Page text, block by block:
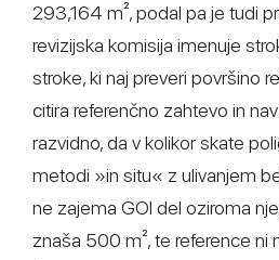
293,164 m², podal pa je tudi
revizijska komisija imenuje
stroke, ki naj preveri površino
citira referenčno zahtevo in
razvidno, da v kolikor skate
metodi »in situ« z ulivanjem
ne zajema GOI del oziroma
znaša 500 m², te reference ni